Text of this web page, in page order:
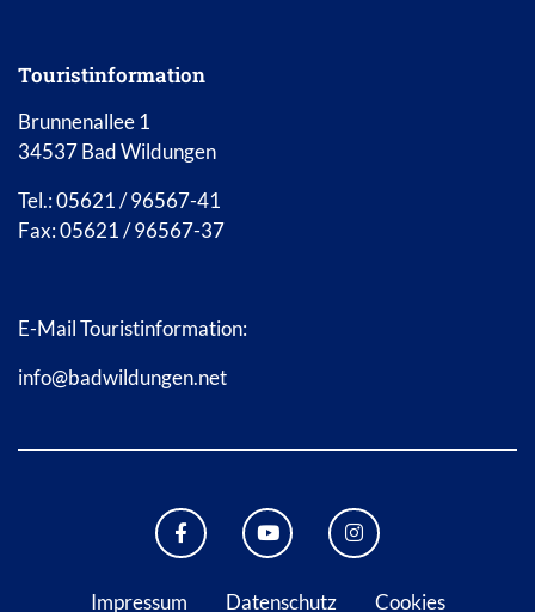
Touristinformation
Brunnenallee 1
34537 Bad Wildungen
Tel.: 05621 / 96567-41
Fax: 05621 / 96567-37
E-Mail Touristinformation:
info@badwildungen.net
FACEBOOK BAD WILDUNGEN
YOUTUBE KANAL STADT
INSTAGRAM
Impressum Datenschutz Cookies